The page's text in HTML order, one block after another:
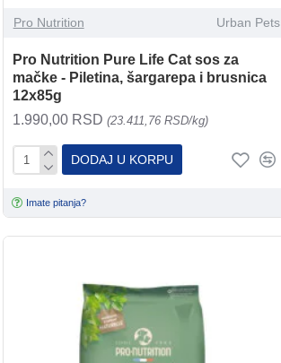
Pro Nutrition Urban Pets
Pro Nutrition Pure Life Cat sos za
mačke - Piletina, šargarepa i brusnica
12x85g
1.990,00 RSD (23.411,76 RSD/kg)
DODAJ U KORPU
Imate pitanja?